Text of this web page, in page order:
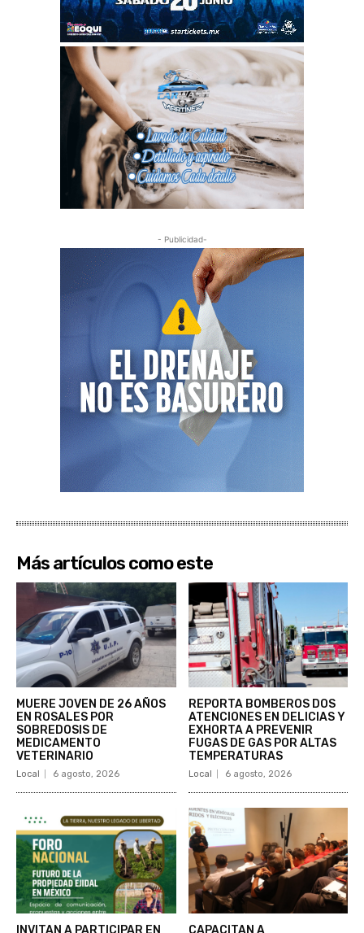
- Publicidad-
Más artículos como este
MUERE JOVEN DE 26 AÑOS
EN ROSALES POR
SOBREDOSIS DE
MEDICAMENTO
VETERINARIO
Local 6 agosto, 2026
REPORTA BOMBEROS DOS
ATENCIONES EN DELICIAS Y
EXHORTA A PREVENIR
FUGAS DE GAS POR ALTAS
TEMPERATURAS
Local 6 agosto, 2026
INVITAN A PARTICIPAR EN CAPACITAN A